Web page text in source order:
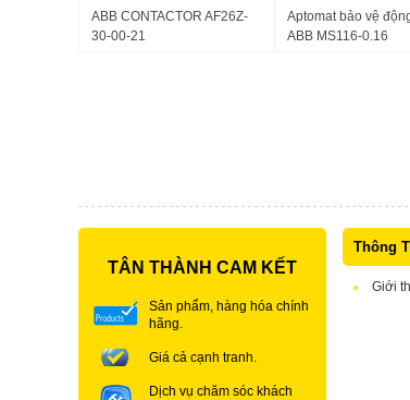
ABB CONTACTOR AF26Z-
30-00-21
Aptomat bảo vệ
ABB MS116-0.16
TÂN THÀNH CAM KẾT
Sản phẩm, hàng hóa chính
hãng.
Giá cả cạnh tranh.
Dịch vụ chăm sóc khách
Thông
Giới